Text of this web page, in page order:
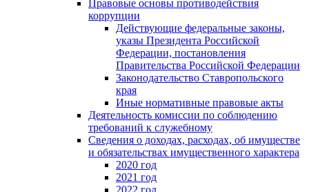
Правовые основы противодействия
коррупции
Действующие федеральные законы,
указы Президента Российской
Федерации, постановления
Правительства Российской Федерации
Законодательство Ставропольского
края
Иные нормативные правовые акты
Деятельность комиссии по соблюдению
требований к служебному
Сведения о доходах, расходах, об имуществе
и обязательствах имущественного характера
2020 год
2021 год
2022 год